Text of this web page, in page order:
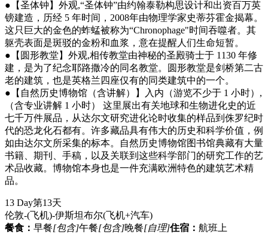
●【圣体钟】外观,“圣体钟”由约翰泰勒构思设计和出资百万英
镑建造，历经 5 年时间，2008年由物理学家史蒂芬霍金揭幕。
这只巨大的金色的蚱蜢被称为“Chronophage"时间吞噬者。其
躯壳表面是斑驳的金粉和血浆，意在提醒人们生命短暂。
●【圆形教堂】外观,相传教堂由神秘的圣殿骑士于 1130 年修
建，是为了纪念耶路撒冷的同名教堂。圆形教堂是剑桥第二古
老的建筑，也是英格兰四座仅有的同类建筑中的一个。
●【自然历史博物馆（含讲解）】入内（游览不少于 1 小时）,
（含专业讲解 1 小时） 这里展出有关地球和生物进化史的近
七千万件展品，从达尔文研究进化论时收集的样品到侏罗纪时
代的恐龙化石都有。许多藏品具有伟大的历史和科学价值，例
如由达尔文所采集的标本。自然历史博物馆图书馆典藏有大量
书籍、期刊、手稿，以及关联到这些科学部门的研究工作的艺
术品收藏。博物馆本身也是一件充满欧洲特色的建筑艺术精
品。
13 Day第13天
伦敦-(飞机)-伊斯坦布尔(飞机+汽车)
餐食： 早餐[包含]午餐[包含]晚餐[自理]住宿： 航班上